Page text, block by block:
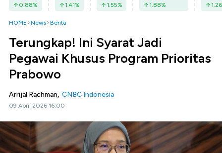
0.88% 1.41% 1.55% 1.88% 1.26
HOME News Berita
Terungkap! Ini Syarat Jadi
Pegawai Khusus Program Prioritas
Prabowo
Arrijal Rachman, CNBC Indonesia
09 April 2026 16:00